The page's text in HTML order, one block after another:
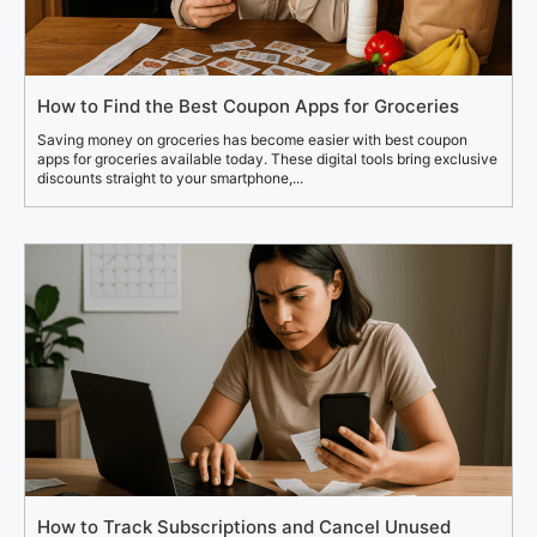
How to Find the Best Coupon Apps for Groceries
Saving money on groceries has become easier with best coupon
apps for groceries available today. These digital tools bring exclusive
discounts straight to your smartphone,...
How to Track Subscriptions and Cancel Unused